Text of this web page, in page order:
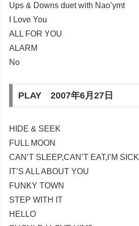
Ups & Downs duet with Nao’ymt
I Love You
ALL FOR YOU
ALARM
No
PLAY 2007年6月27日
HIDE & SEEK
FULL MOON
CAN’T SLEEP,CAN’T EAT,I’M SICK
IT’S ALL ABOUT YOU
FUNKY TOWN
STEP WITH IT
HELLO